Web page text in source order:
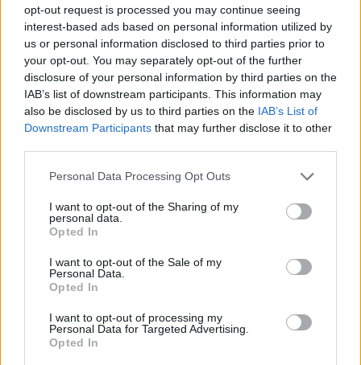
opt-out request is processed you may continue seeing
interest-based ads based on personal information utilized by
us or personal information disclosed to third parties prior to
your opt-out. You may separately opt-out of the further
disclosure of your personal information by third parties on the
IAB’s list of downstream participants. This information may
also be disclosed by us to third parties on the IAB’s List of
Downstream Participants that may further disclose it to other
Personal Data Processing Opt Outs
I want to opt-out of the Sharing of my
personal data.
Opted In
I want to opt-out of the Sale of my
Personal Data.
Opted In
I want to opt-out of processing my
Personal Data for Targeted Advertising.
Opted In
több teljesen felesleges, és nagyon zavaró.
És ha már itt tartunk: a felugró ablakok jövetele
egyébként is zavaró. Az ember végez egy
tevékenységet, pl. ültet, mire félúton jön az ablak, kiléptet
az üzemmódból, csak azért, hogy tudtomra adja,
elkészült egy termék a mesterségek völgyében (azt már
nem mondja meg, melyik a kettőből, amit a projekt miatt
indítottam, és mindig csak egy ablak jön). Akkor a
legidegesítőbb, amikor számolok is... Szóval, ez az
egész felugró ablakos értesítés egy agyrém. Miért nem
valamiféle állapotsorban, vagy a bal oldali menüben egy
Hírek ablakhoz hasonló módon - elég egy értesítés ikon,
tudom, hogy van egy üzenetem, megnézem, amikor
akarom, majd utána eltűnik. De felesleges lépten-
ilyen megoldással sokkal több üzenet eljuttatható anélkül,
hogy különösebb erőforrást emésztene fel, és
megzavarna bárkit is (akciók, eventek indulása,
folyamatban lévő feladatok, elkészült malomtermékek,
elkelt piaci termék, stb...)
22.3.26